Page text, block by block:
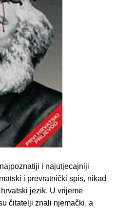
i najutjecajniji
i prevratnički spis, nikad
jezik. U vrijeme
čitatelji znali njemački, a